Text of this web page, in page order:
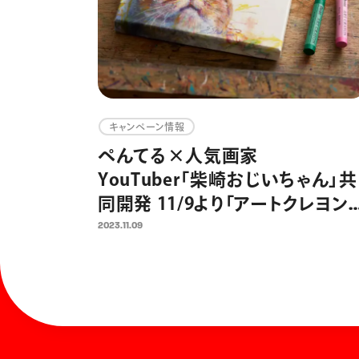
キャンペーン情報
ぺんてる×人気画家
YouTuber「柴崎おじいちゃん」共
同開発 11/9より「アートクレヨン」
のクラウドファンディングを開
2023.11.09